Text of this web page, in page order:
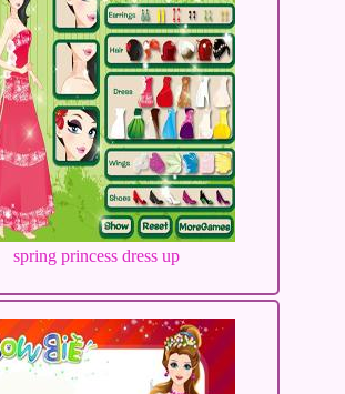
spring princess dress up